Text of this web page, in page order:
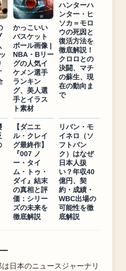
かっこいい
バスケット
ボール画像 |
NBA・Bリー
グの人気イ
ケメン選手
ランキン
グ、美人選
手とイラス
ト素材
ハンターハ
ンター・ヒ
ソカ＝モロ
ウの死因と
復活方法を
徹底解説！
クロロとの
決闘、マチ
の蘇生、現
在の動向ま
で
【ダニエ
ル・クレイ
グ最終作】
『007 ノ
ー・タイ
ム・トゥ・
ダイ』結末
の真相と評
価：シリー
ズの未来を
徹底解説
リバン・モ
イネロ（ソ
フトバン
ク）はなぜ
日本人扱
い？年収40
億円、契
約・成績・
WBC出場の
可能性を徹
底解説
日本のニュースジャーナリ